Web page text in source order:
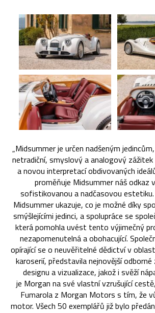
„Midsummer je určen nadšeným
netradiční, smyslový a analogový
a novou interpretací obdivovaných
proměňuje Midsummer náš odkaz
sofistikovanou a nadčasovou estetiku.
Midsummer ukazuje, co je možné díky
smýšlejícími jedinci, a spolupráce se
která pomohla uvést tento výjimečný
nezapomenutelná a obohacující.
opírající se o neuvěřitelné dědictví v
karoserií, představila nejnovější
designu a vizualizace, jakož i svěží
je Morgan na své vlastní vzrušující
Fumarola z Morgan Motors s tím, že
motor. Všech 50 exemplářů již bylo